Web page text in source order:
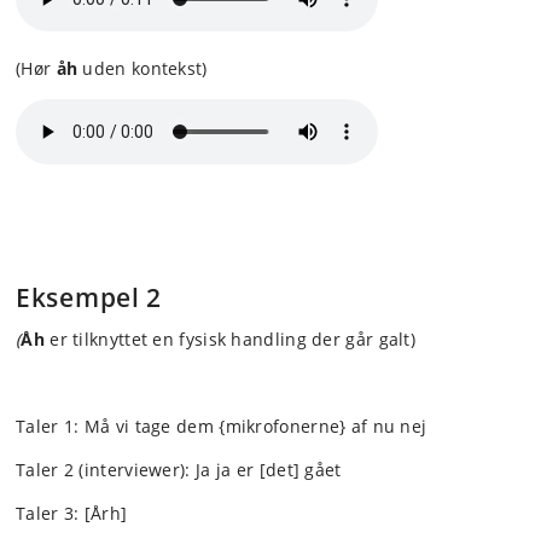
(Hør åh uden kontekst)
Eksempel 2
(Åher tilknyttet en fysisk handling der går galt)
Taler 1: Må vi tage dem {mikrofonerne} af nu nej
Taler 2 (interviewer): Ja ja er [det] gået
Taler 3: [Årh]